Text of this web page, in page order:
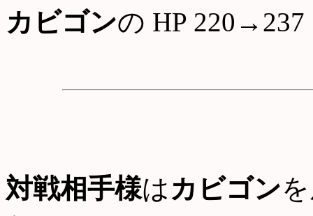
カビゴンの HP 220→237
対戦相手様は カビゴン